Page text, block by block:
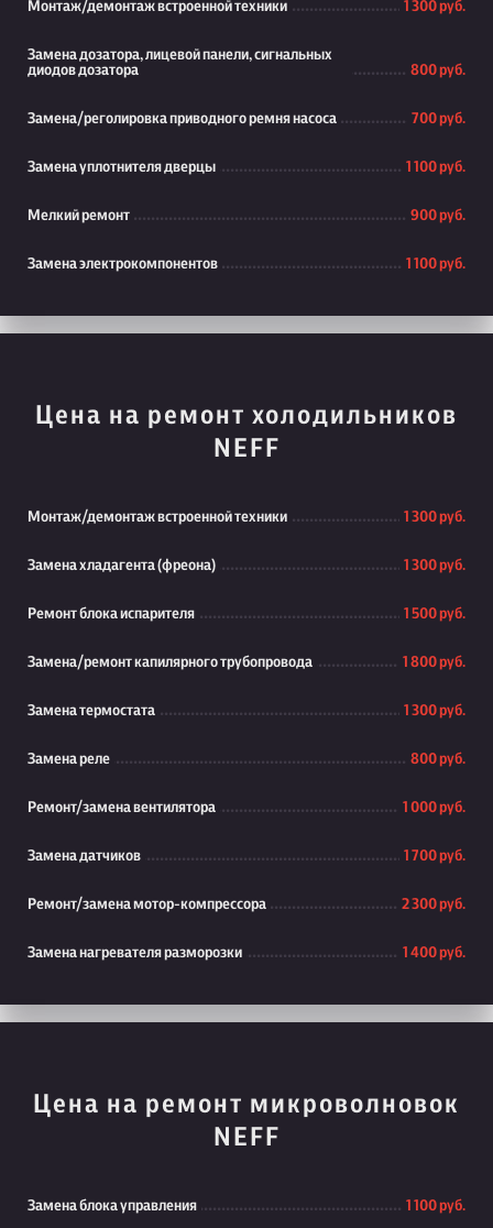
Монтаж/демонтаж встроенной техники 1 300 руб.
Замена дозатора, лицевой панели, сигнальных
диодов дозатора
800 руб.
Замена/реголировка приводного ремня насоса 700 руб.
Замена уплотнителя дверцы 1 100 руб.
Мелкий ремонт 900 руб.
Замена электрокомпонентов 1 100 руб.
Цена на ремонт холодильников
NEFF
Монтаж/демонтаж встроенной техники 1 300 руб.
Замена хладагента (фреона) 1 300 руб.
Ремонт блока испарителя 1 500 руб.
Замена/ремонт капилярного трубопровода 1 800 руб.
Замена термостата 1 300 руб.
Замена реле 800 руб.
Ремонт/замена вентилятора 1 000 руб.
Замена датчиков 1 700 руб.
Ремонт/замена мотор-компрессора 2 300 руб.
Замена нагревателя разморозки 1 400 руб.
Цена на ремонт микроволновок
NEFF
Замена блока управления 1 100 руб.